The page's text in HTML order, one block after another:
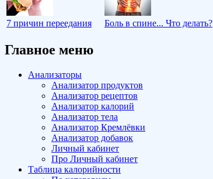
7 причин переедания Боль в спине... Что делать?
Главное меню
Анализаторы
Анализатор продуктов
Анализатор рецептов
Анализатор калорий
Анализатор тела
Анализатор Кремлёвки
Анализатор добавок
Личный кабинет
Про Личный кабинет
Таблица калорийности